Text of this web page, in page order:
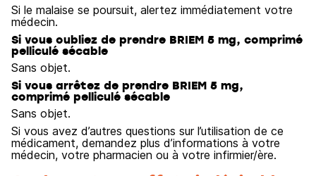
Si le malaise se poursuit, alertez immédiatement votre
médecin.
Si vous oubliez de prendre BRIEM 5 mg, comprimé
pelliculé sécable
Sans objet.
Si vous arrêtez de prendre BRIEM 5 mg,
comprimé pelliculé sécable
Sans objet.
Si vous avez d’autres questions sur l’utilisation de ce
médicament, demandez plus d’informations à votre
médecin, votre pharmacien ou à votre infirmier/ère.